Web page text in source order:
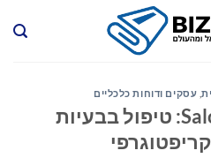
, עסקים ודוחות כלכליים
Salomon Brothers: טיפול בבעיות